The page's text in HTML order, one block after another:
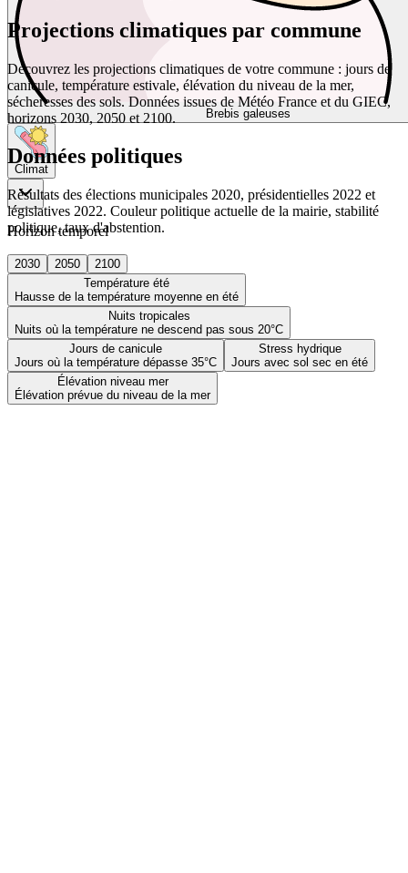
Brebis galeuses
Climat
Horizon temporel
2030 2050
2100
Température été
Hausse de la température moyenne en été
Nuits tropicales
Nuits où la température ne descend pas sous 20°C
Jours de canicule
Jours où la température dépasse 35°C
Stress hydrique
Jours avec sol sec en été
Élévation niveau mer
Élévation prévue du niveau de la mer
Projections climatiques par commune
Découvrez les projections climatiques de votre commune : jours de
canicule, température estivale, élévation du niveau de la mer,
sécheresses des sols. Données issues de Météo France et du GIEC,
horizons 2030, 2050 et 2100.
Données politiques
Résultats des élections municipales 2020, présidentielles 2022 et
législatives 2022. Couleur politique actuelle de la mairie, stabilité
politique, taux d'abstention.